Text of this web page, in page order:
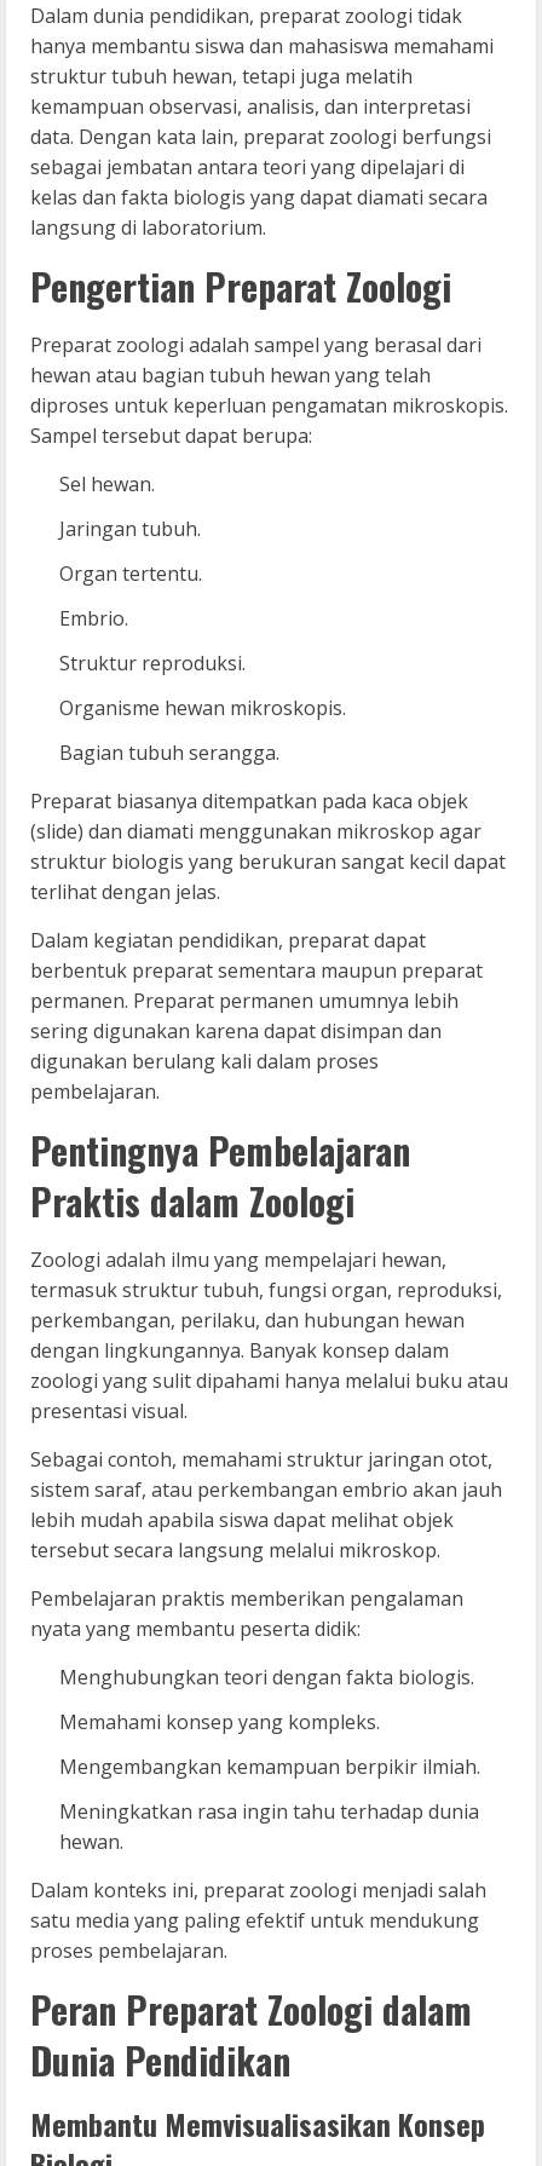
Dalam dunia pendidikan, preparat zoologi tidak
hanya membantu siswa dan mahasiswa memahami
struktur tubuh hewan, tetapi juga melatih
kemampuan observasi, analisis, dan interpretasi
data. Dengan kata lain, preparat zoologi berfungsi
sebagai jembatan antara teori yang dipelajari di
kelas dan fakta biologis yang dapat diamati secara
langsung di laboratorium.
Pengertian Preparat Zoologi
Preparat zoologi adalah sampel yang berasal dari
hewan atau bagian tubuh hewan yang telah
diproses untuk keperluan pengamatan mikroskopis.
Sampel tersebut dapat berupa:
Sel hewan.
Jaringan tubuh.
Organ tertentu.
Embrio.
Struktur reproduksi.
Organisme hewan mikroskopis.
Bagian tubuh serangga.
Preparat biasanya ditempatkan pada kaca objek
(slide) dan diamati menggunakan mikroskop agar
struktur biologis yang berukuran sangat kecil dapat
terlihat dengan jelas.
Dalam kegiatan pendidikan, preparat dapat
berbentuk preparat sementara maupun preparat
permanen. Preparat permanen umumnya lebih
sering digunakan karena dapat disimpan dan
digunakan berulang kali dalam proses
pembelajaran.
Pentingnya Pembelajaran
Praktis dalam Zoologi
Zoologi adalah ilmu yang mempelajari hewan,
termasuk struktur tubuh, fungsi organ, reproduksi,
perkembangan, perilaku, dan hubungan hewan
dengan lingkungannya. Banyak konsep dalam
zoologi yang sulit dipahami hanya melalui buku atau
presentasi visual.
Sebagai contoh, memahami struktur jaringan otot,
sistem saraf, atau perkembangan embrio akan jauh
lebih mudah apabila siswa dapat melihat objek
tersebut secara langsung melalui mikroskop.
Pembelajaran praktis memberikan pengalaman
nyata yang membantu peserta didik:
Menghubungkan teori dengan fakta biologis.
Memahami konsep yang kompleks.
Mengembangkan kemampuan berpikir ilmiah.
Meningkatkan rasa ingin tahu terhadap dunia
hewan.
Dalam konteks ini, preparat zoologi menjadi salah
satu media yang paling efektif untuk mendukung
proses pembelajaran.
Peran Preparat Zoologi dalam
Dunia Pendidikan
Membantu Memvisualisasikan Konsep